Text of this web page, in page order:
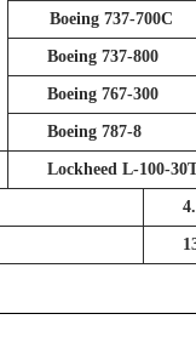
Boeing 737-700C
Boeing 737-800
Boeing 767-300
Boeing 787-8
Lockheed L-100-